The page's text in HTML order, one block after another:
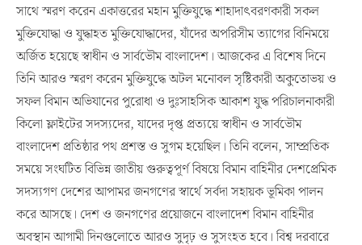
সাথে স্মরণ করেন একাত্তরের মহান মুক্তিযুদ্ধে শাহাদাৎবরণকারী সকল
মুক্তিযোদ্ধা ও যুদ্ধাহত মুক্তিযোদ্ধাদের, যাঁদের অপরিসীম ত্যাগের বিনিময়ে
অর্জিত হয়েছে স্বাধীন ও সার্বভৌম বাংলাদেশ। আজকের এ বিশেষ দিনে
তিনি আরও স্মরণ করেন মুক্তিযুদ্ধে অটল মনোবল সৃষ্টিকারী অকুতোভয় ও
সফল বিমান অভিযানের পুরোধা ও দুঃসাহসিক আকাশ যুদ্ধ পরিচালনাকারী
কিলো ফ্লাইটের সদস্যদের, যাদের দৃপ্ত প্রত্যয়ে স্বাধীন ও সার্বভৌম
বাংলাদেশ প্রতিষ্ঠার পথ প্রশস্ত ও সুগম হয়েছিল। তিনি বলেন, সাম্প্রতিক
সময়ে সংঘটিত বিভিন্ন জাতীয় গুরুত্বপূর্ণ বিষয়ে বিমান বাহিনীর দেশপ্রেমিক
সদস্যগণ দেশের আপামর জনগণের স্বার্থে সর্বদা সহায়ক ভূমিকা পালন
করে আসছে। দেশ ও জনগণের প্রয়োজনে বাংলাদেশ বিমান বাহিনীর
অবস্থান আগামী দিনগুলোতে আরও সুদৃঢ় ও সুসংহত হবে। বিশ্ব দরবারে